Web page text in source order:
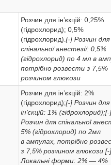
Розчин для ін’єкцій: 0,25%
(гідрохлорид); 0,5%
(гідрохлорид). [-] Розчин для
спінальної анестезії: 0,5%
(гідрохлорид) по 4 мл в
потрібно розвести з 7,5%
розчином глюкози
Розчин для ін’єкцій: 2%
(гідрохлорид);[-] Розчин для
ін’єкцій: 1% (гідрохлорид);[-]
Розчин для спінальної
5% (гідрохлорид) по 2мл
в ампулах, потрібно
з 7,5% розчином глюкози [-]
Локальні форми: 2% — 4%